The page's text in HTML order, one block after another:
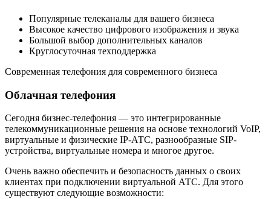
Популярные телеканалы для вашего бизнеса
Высокое качество цифрового изображения и звука
Большой выбор дополнительных каналов
Круглосуточная техподдержка
Современная телефония для современного бизнеса
Облачная телефония
Сегодня бизнес-телефония — это интегрированные
телекоммуникационные решения на основе технологий VoIP,
виртуальные и физические IP-АТС, разнообразные SIP-
устройства, виртуальные номера и многое другое.
Очень важно обеспечить и безопасность данных о своих
клиентах при подключении виртуальной АТС. Для этого
существуют следующие возможности: